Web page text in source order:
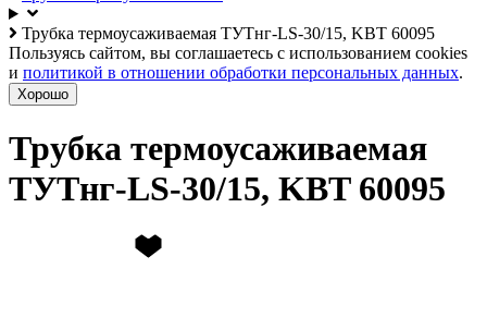
Трубка термоусаживаемая ТУТнг-LS-30/15, KBT 60095
Пользуясь сайтом, вы соглашаетесь с использованием cookies
и политикой в отношении обработки персональных данных.
Хорошо
Трубка термоусаживаемая
ТУТнг-LS-30/15, KBT 60095